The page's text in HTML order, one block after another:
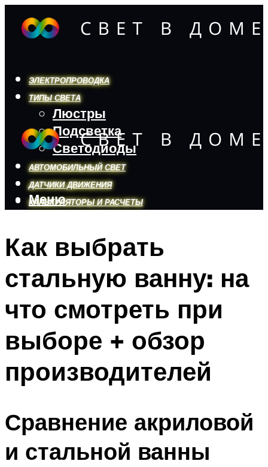
ЭЛЕКТРОПРОВОДКА
ТИПЫ СВЕТА
Люстры
Подсветка
Светодиоды
АВТОМОБИЛЬНЫЙ СВЕТ
ДАТЧИКИ ДВИЖЕНИЯ
КАЛЬКУЛЯТОРЫ И РАСЧЕТЫ
Меню
Меню
Как выбрать
стальную ванну: на
что смотреть при
выборе + обзор
производителей
Сравнение акриловой
и стальной ванны